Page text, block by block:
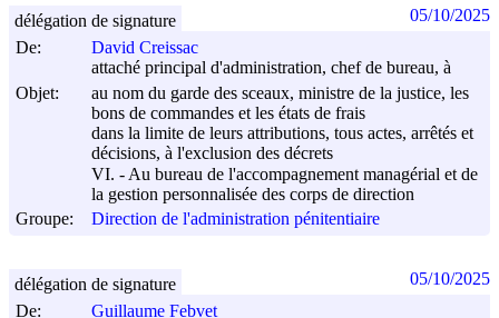
De:
David Creissac
attaché principal d'administration, chef de bureau, à
Objet:
au nom du garde des sceaux, ministre de la justice, les
bons de commandes et les états de frais
dans la limite de leurs attributions, tous actes, arrêtés et
décisions, à l'exclusion des décrets
VI. - Au bureau de l'accompagnement managérial et de
la gestion personnalisée des corps de direction
Groupe:
Direction de l'administration pénitentiaire
délégation de signature 05/10/2025
De: Guillaume Febvet
délégation de signature 05/10/2025